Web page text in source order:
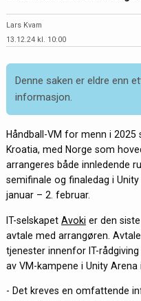
Lars Kvam
13.12.24 kl. 10:00
Denne saken er eldre enn
informasjon.
Håndball-VM for menn i 2025
Kroatia, med Norge som
arrangeres både innledende
semifinale og finaledag i
januar – 2. februar.
IT-selskapet Avoki er den
avtale med arrangøren.
tjenester innenfor IT-
av VM-kampene i Unity Arena
- Det kreves en omfattende